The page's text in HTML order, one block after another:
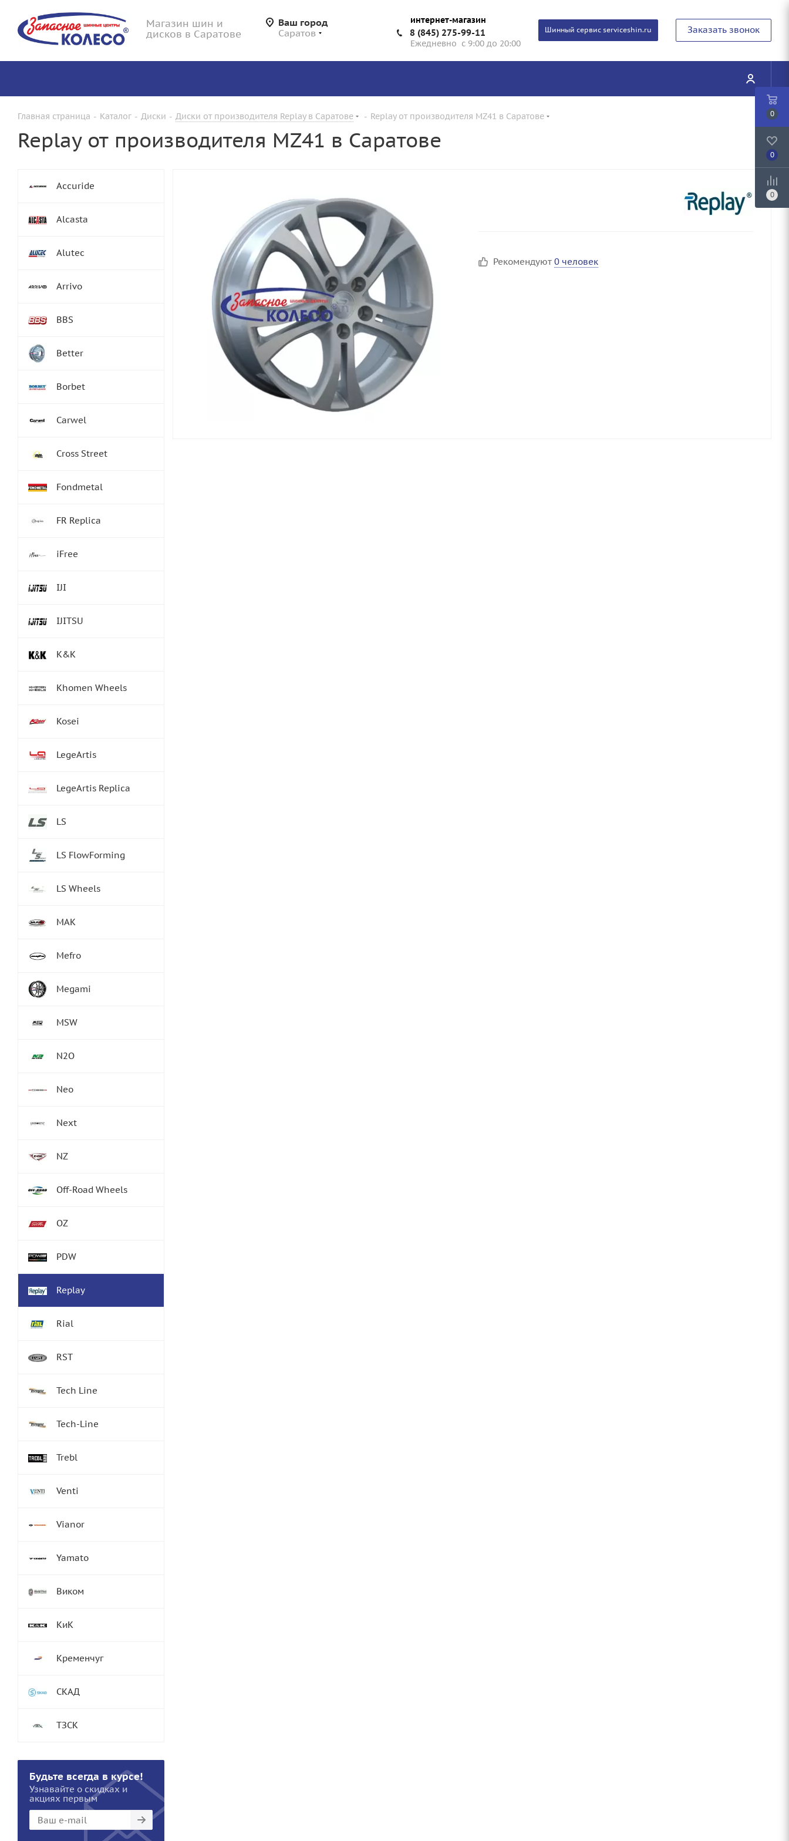
Магазин шин и
дисков в Саратове
Ваш город
Саратов
интернет-магазин
8 (845) 275-99-11
Ежедневно с 9:00 до 20:00
Шинный сервис serviceshin.ru Заказать звонок
Главная страница - Каталог - Диски - Диски от производителя Replay в Саратове - Replay от производителя MZ41 в Саратове
Replay от производителя MZ41 в Саратове
Рекомендуют 0 человек
Accuride
Alcasta
Alutec
Arrivo
BBS
Better
Borbet
Carwel
Cross Street
Fondmetal
FR Replica
iFree
IJI
IJITSU
K&K
Khomen Wheels
Kosei
LegeArtis
LegeArtis Replica
LS
LS FlowForming
LS Wheels
MAK
Mefro
Megami
MSW
N2O
Neo
Next
NZ
Off-Road Wheels
OZ
PDW
Replay
Rial
RST
Tech Line
Tech-Line
Trebl
Venti
Vianor
Yamato
Виком
КиК
Кременчуг
СКАД
ТЗСК
Будьте всегда в курсе!
Узнавайте о скидках и
акциях первым
0
0
0